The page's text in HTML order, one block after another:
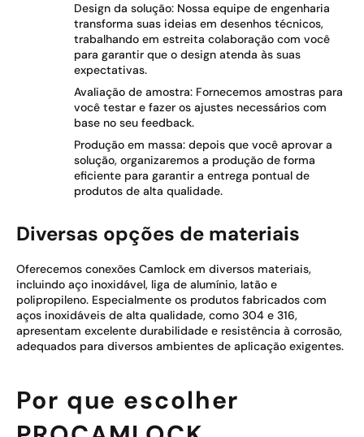
Design da solução: Nossa equipe de engenharia
transforma suas ideias em desenhos técnicos,
trabalhando em estreita colaboração com você
para garantir que o design atenda às suas
expectativas.
Avaliação de amostra: Fornecemos amostras para
você testar e fazer os ajustes necessários com
base no seu feedback.
Produção em massa: depois que você aprovar a
solução, organizaremos a produção de forma
eficiente para garantir a entrega pontual de
produtos de alta qualidade.
Diversas opções de materiais
Oferecemos conexões Camlock em diversos materiais,
incluindo aço inoxidável, liga de alumínio, latão e
polipropileno. Especialmente os produtos fabricados com
aços inoxidáveis de alta qualidade, como 304 e 316,
apresentam excelente durabilidade e resistência à corrosão,
adequados para diversos ambientes de aplicação exigentes.
Por que escolher